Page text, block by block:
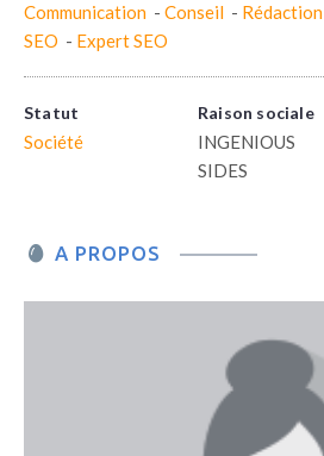
Communication - Conseil - Rédaction
SEO - Expert SEO
Statut
Société
Raison sociale
INGENIOUS
SIDES
A PROPOS